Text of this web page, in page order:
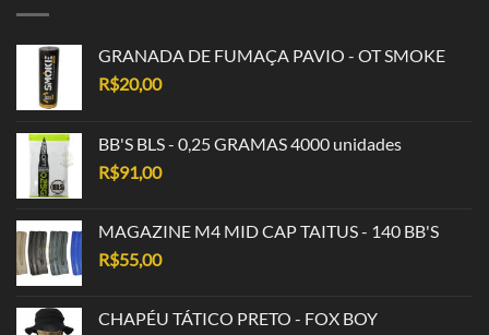
GRANADA DE FUMAÇA PAVIO - OT SMOKE
R$20,00
BB'S BLS - 0,25 GRAMAS 4000 unidades
R$91,00
MAGAZINE M4 MID CAP TAITUS - 140 BB'S
R$55,00
CHAPÉU TÁTICO PRETO - FOX BOY